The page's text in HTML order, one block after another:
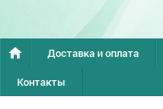
Доставка и оплата
Контакты